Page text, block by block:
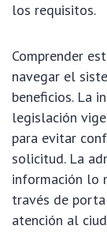
los requisitos.
Comprender
navegar el
beneficios. La
legislación
para evitar
solicitud. La
información lo
través de
atención al